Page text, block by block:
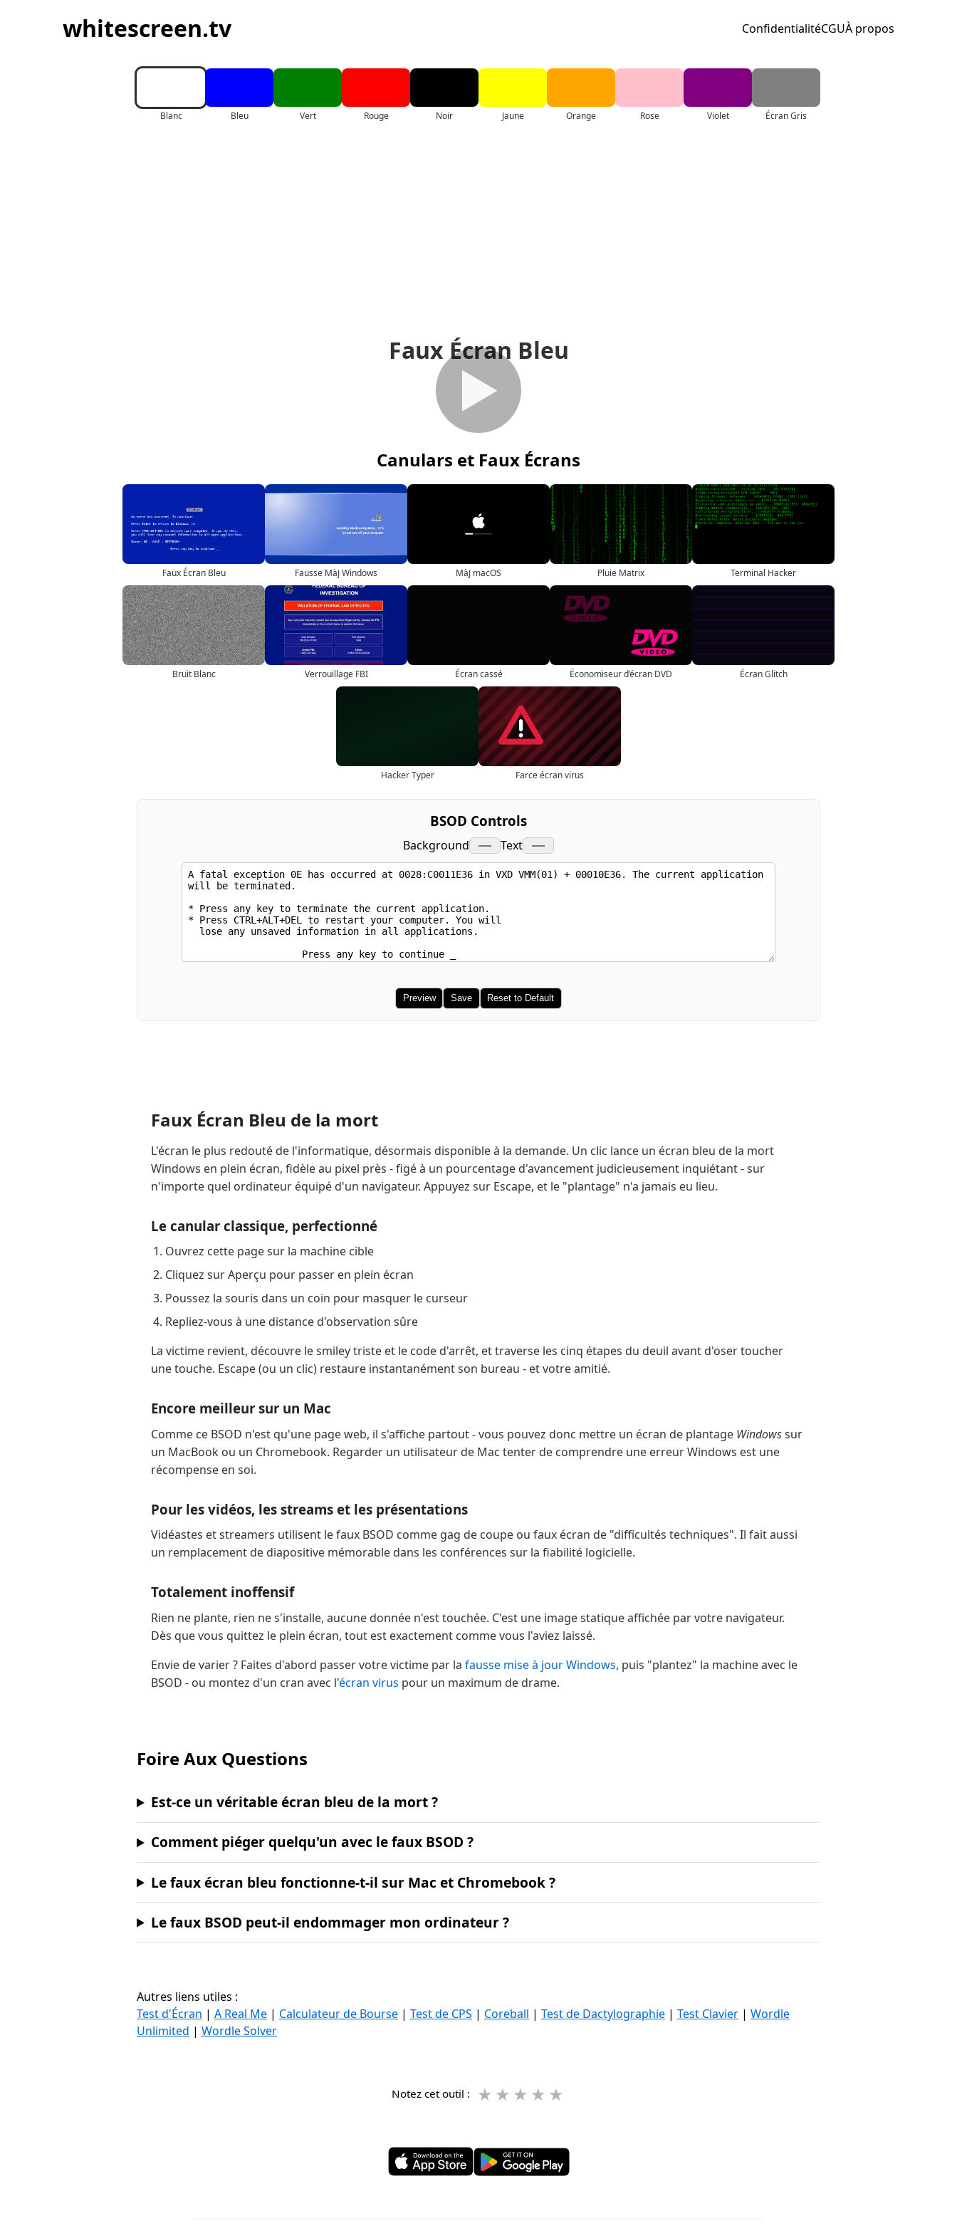
whitescreen.tv ConfidentialitéCGUÀ propos
Blanc Bleu Vert Rouge Noir Jaune Orange Rose Violet Écran Gris
Faux Écran Bleu
▶
Canulars et Faux Écrans
Faux Écran Bleu Fausse MàJ Windows MàJ macOS Pluie Matrix Terminal Hacker
Bruit Blanc Verrouillage FBI Écran cassé Économiseur d’écran DVD Écran Glitch
Hacker Typer Farce écran virus
BSOD Controls
Background Text
Preview Save Reset to Default
Faux Écran Bleu de la mort
L'écran le plus redouté de l'informatique, désormais disponible à la demande. Un clic lance un écran bleu de la mort
Windows en plein écran, fidèle au pixel près - figé à un pourcentage d'avancement judicieusement inquiétant - sur
n'importe quel ordinateur équipé d'un navigateur. Appuyez sur Escape, et le "plantage" n'a jamais eu lieu.
Le canular classique, perfectionné
Ouvrez cette page sur la machine cible
Cliquez sur Aperçu pour passer en plein écran
Poussez la souris dans un coin pour masquer le curseur
Repliez-vous à une distance d'observation sûre
La victime revient, découvre le smiley triste et le code d'arrêt, et traverse les cinq étapes du deuil avant d'oser toucher
une touche. Escape (ou un clic) restaure instantanément son bureau - et votre amitié.
Encore meilleur sur un Mac
Comme ce BSOD n'est qu'une page web, il s'affiche partout - vous pouvez donc mettre un écran de plantage Windowssur
un MacBook ou un Chromebook. Regarder un utilisateur de Mac tenter de comprendre une erreur Windows est une
récompense en soi.
Pour les vidéos, les streams et les présentations
Vidéastes et streamers utilisent le faux BSOD comme gag de coupe ou faux écran de "difficultés techniques". Il fait aussi
un remplacement de diapositive mémorable dans les conférences sur la fiabilité logicielle.
Totalement inoffensif
Rien ne plante, rien ne s'installe, aucune donnée n'est touchée. C'est une image statique affichée par votre navigateur.
Dès que vous quittez le plein écran, tout est exactement comme vous l'aviez laissé.
Envie de varier ? Faites d'abord passer votre victime par la fausse mise à jour Windows, puis "plantez" la machine avec le
BSOD - ou montez d'un cran avec l'écran virus pour un maximum de drame.
Foire Aux Questions
Est-ce un véritable écran bleu de la mort ?
Comment piéger quelqu'un avec le faux BSOD ?
Le faux écran bleu fonctionne-t-il sur Mac et Chromebook ?
Le faux BSOD peut-il endommager mon ordinateur ?
Autres liens utiles :
Test d'Écran | A Real Me | Calculateur de Bourse | Test de CPS | Coreball | Test de Dactylographie | Test Clavier | Wordle
Unlimited | Wordle Solver
Notez cet outil : ★ ★ ★ ★ ★